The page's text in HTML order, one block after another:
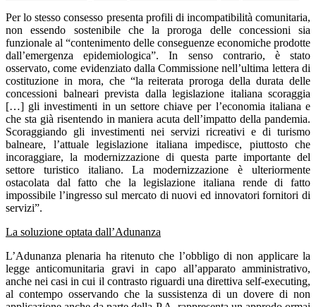
Per lo stesso consesso presenta profili di incompatibilità comunitaria,
non essendo sostenibile che la proroga delle concessioni sia
funzionale al “contenimento delle conseguenze economiche prodotte
dall’emergenza epidemiologica”. In senso contrario, è stato
osservato, come evidenziato dalla Commissione nell’ultima lettera di
costituzione in mora, che “la reiterata proroga della durata delle
concessioni balneari prevista dalla legislazione italiana scoraggia
[…] gli investimenti in un settore chiave per l’economia italiana e
che sta già risentendo in maniera acuta dell’impatto della pandemia.
Scoraggiando gli investimenti nei servizi ricreativi e di turismo
balneare, l’attuale legislazione italiana impedisce, piuttosto che
incoraggiare, la modernizzazione di questa parte importante del
settore turistico italiano. La modernizzazione è ulteriormente
ostacolata dal fatto che la legislazione italiana rende di fatto
impossibile l’ingresso sul mercato di nuovi ed innovatori fornitori di
servizi”.
La soluzione optata dall’Adunanza
L’Adunanza plenaria ha ritenuto che l’obbligo di non applicare la
legge anticomunitaria gravi in capo all’apparato amministrativo,
anche nei casi in cui il contrasto riguardi una direttiva self-executing,
al contempo osservando che la sussistenza di un dovere di non